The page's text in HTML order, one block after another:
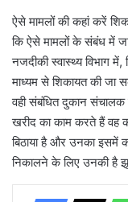
ऐसे मामलों की कहां करें
कि ऐसे मामलों के संबंध में
नजदीकी स्वास्थ्य विभाग में,
माध्यम से शिकायत की जा
वही संबंधित दुकान संचालक
खरीद का काम करते हैं वह
बिठाया है और उनका इसमें
निकालने के लिए उनकी है